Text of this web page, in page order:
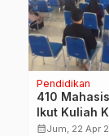
Pendidikan
410
Ikut Kuliah
calendar_monthJum, 22 Apr